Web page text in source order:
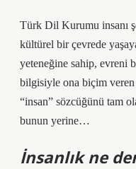
Türk Dil Kurumu insanı
kültürel bir çevrede
yeteneğine sahip, evreni
bilgisiyle ona biçim veren
“insan” sözcüğünü tam
bunun yerine…
İnsanlık ne